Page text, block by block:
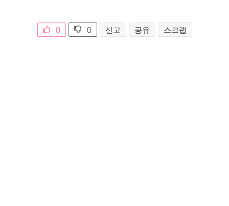
0 0 신고 공유 스크랩